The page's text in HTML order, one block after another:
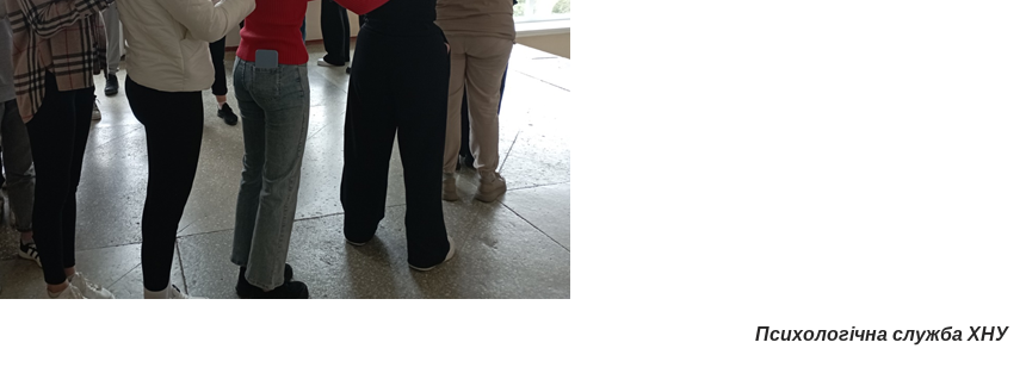
Психологічна служба ХНУ